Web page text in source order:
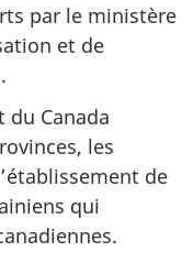
par le ministère
et de
du Canada
les
de
qui